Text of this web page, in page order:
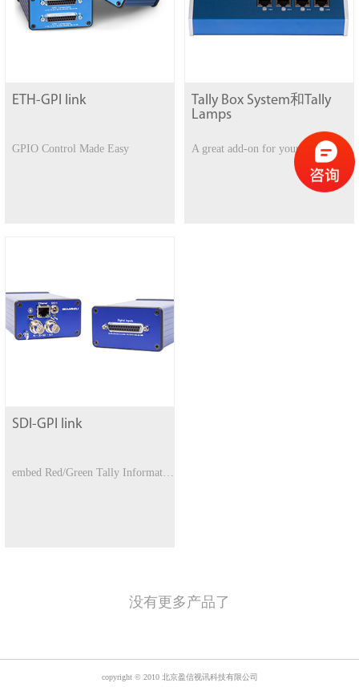
ETH-GPI link
GPIO Control Made Easy
Tally Box System和Tally
Lamps
A great add-on for your live video-production
SDI-GPI link
embed Red/Green Tally Information on SDI signals from GPI Inputs
没有更多产品了
copyright © 2010 北京盈信视讯科技有限公司